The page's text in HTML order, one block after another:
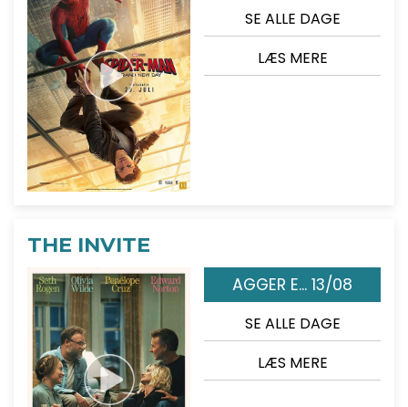
SE ALLE DAGE
LÆS MERE
THE INVITE
AGGER E... 13/08
SE ALLE DAGE
LÆS MERE